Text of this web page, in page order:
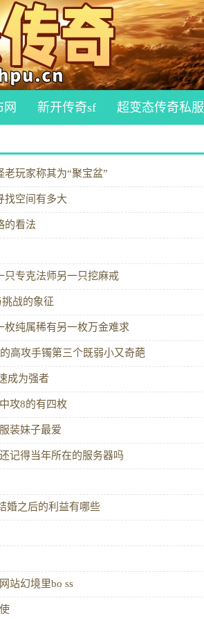
网 新开传奇sf 超变态传奇私服
玩家称其为“聚宝盆”
找空间有多大
的看法
只专克法师另一只挖麻戒
战的象征
纯属稀有另一枚万金难求
高攻手镯第三个既弱小又奇葩
成为强者
攻8的有四枚
装妹子最爱
记得当年所在的服务器吗
婚之后的利益有哪些
站幻境里bo ss